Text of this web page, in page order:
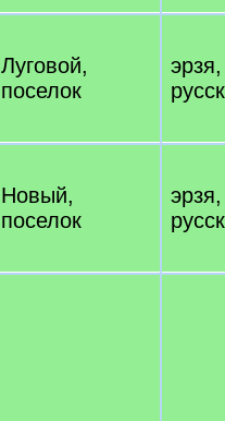
Луговой,
поселок
эрзя,
Новый,
поселок
эрзя,